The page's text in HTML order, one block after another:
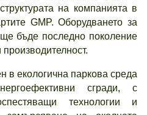
на компанията в
GMP. Оборудването за
бъде последно поколение
в екологична паркова среда
сгради, с
технологии и